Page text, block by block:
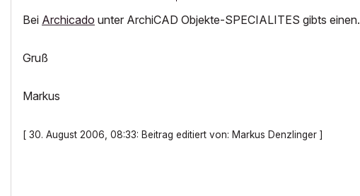
Bei Archicado unter ArchiCAD Objekte-SPECIALITES gibts einen.
Gruß
Markus
[ 30. August 2006, 08:33: Beitrag editiert von: Markus Denzlinger ]